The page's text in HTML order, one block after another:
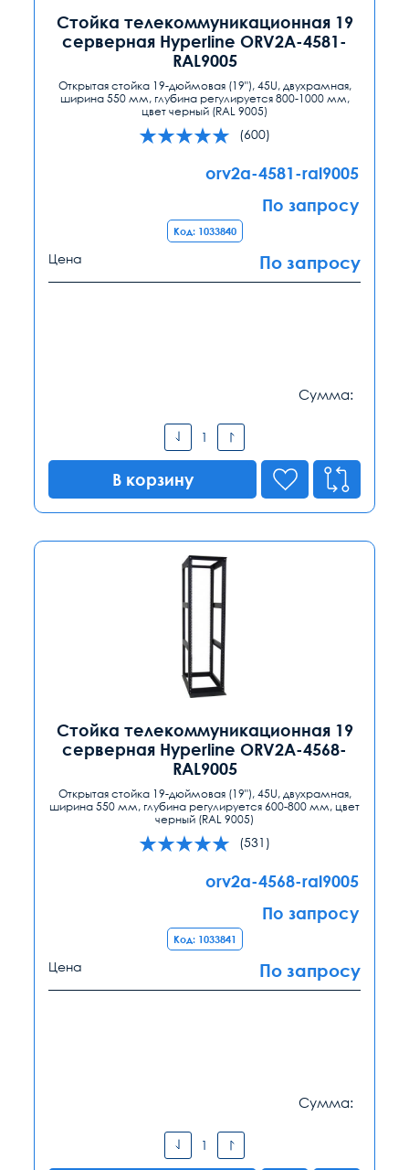
Стойка телекоммуникационная 19
серверная Hyperline ORV2A-4581-
RAL9005
Открытая стойка 19-дюймовая (19"), 45U, двухрамная,
ширина 550 мм, глубина регулируется 800-1000 мм,
цвет черный (RAL 9005)
(600)
orv2a-4581-ral9005
По запросу
Код: 1033840
Цена По запросу
Сумма:
В корзину
Стойка телекоммуникационная 19
серверная Hyperline ORV2A-4568-
RAL9005
Открытая стойка 19-дюймовая (19"), 45U, двухрамная,
ширина 550 мм, глубина регулируется 600-800 мм, цвет
черный (RAL 9005)
(531)
orv2a-4568-ral9005
По запросу
Код: 1033841
Цена По запросу
Сумма: